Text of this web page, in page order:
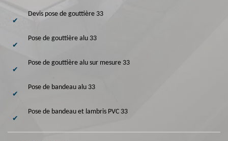
Devis pose de gouttière 33
Pose de gouttière alu 33
Pose de gouttière alu sur mesure 33
Pose de bandeau alu 33
Pose de bandeau et lambris PVC 33